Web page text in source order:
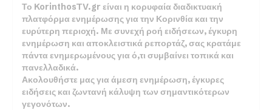
Το KorinthosTV.gr είναι η κορυφαία διαδικτυακή
πλατφόρμα ενημέρωσης για την Κορινθία και την
ευρύτερη περιοχή. Με συνεχή ροή ειδήσεων, έγκυρη
ενημέρωση και αποκλειστικά ρεπορτάζ, σας κρατάμε
πάντα ενημερωμένους για ό,τι συμβαίνει τοπικά και
πανελλαδικά.
Ακολουθήστε μας για άμεση ενημέρωση, έγκυρες
ειδήσεις και ζωντανή κάλυψη των σημαντικότερων
γεγονότων.